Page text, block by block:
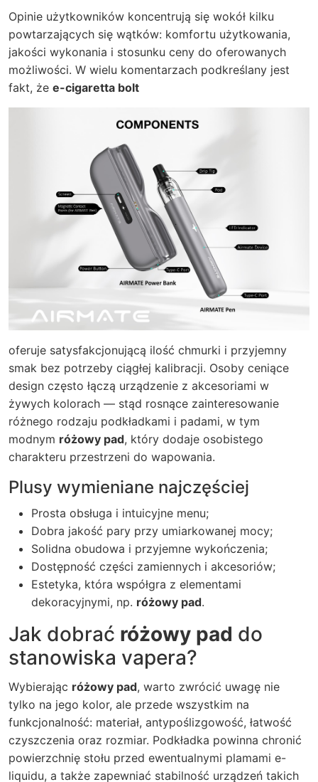
Opinie użytkowników koncentrują się wokół kilku
powtarzających się wątków: komfortu użytkowania,
jakości wykonania i stosunku ceny do oferowanych
możliwości. W wielu komentarzach podkreślany jest
fakt, że e-cigaretta bolt
oferuje satysfakcjonującą ilość chmurki i przyjemny
smak bez potrzeby ciągłej kalibracji. Osoby ceniące
design często łączą urządzenie z akcesoriami w
żywych kolorach — stąd rosnące zainteresowanie
różnego rodzaju podkładkami i padami, w tym
modnym różowy pad, który dodaje osobistego
charakteru przestrzeni do wapowania.
Plusy wymieniane najczęściej
Prosta obsługa i intuicyjne menu;
Dobra jakość pary przy umiarkowanej mocy;
Solidna obudowa i przyjemne wykończenia;
Dostępność części zamiennych i akcesoriów;
Estetyka, która współgra z elementami
dekoracyjnymi, np. różowy pad.
Jak dobrać różowy pad do
stanowiska vapera?
Wybierając różowy pad, warto zwrócić uwagę nie
tylko na jego kolor, ale przede wszystkim na
funkcjonalność: materiał, antypoślizgowość, łatwość
czyszczenia oraz rozmiar. Podkładka powinna chronić
powierzchnię stołu przed ewentualnymi plamami e-
liquidu, a także zapewniać stabilność urządzeń takich